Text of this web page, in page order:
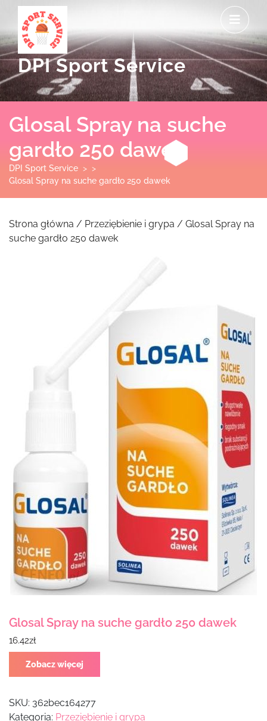
content
DPI Sport Service
Glosal Spray na suche
gardło 250 dawek
DPI Sport Service > >
Glosal Spray na suche gardło 250 dawek
Strona główna / Przeziębienie i grypa / Glosal Spray na
suche gardło 250 dawek
Glosal Spray na suche gardło 250 dawek
16.42zł
Zobacz więcej
SKU: 362bec164277
Kategoria: Przeziębienie i grypa